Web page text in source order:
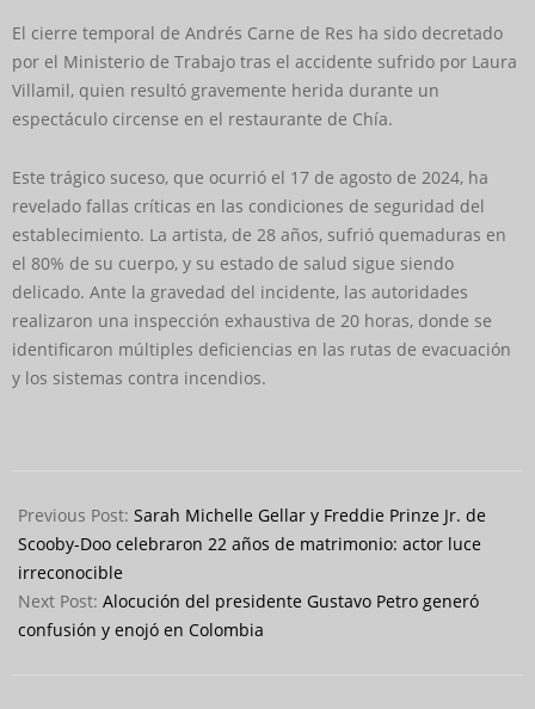
El cierre temporal de Andrés Carne de Res ha sido decretado
por el Ministerio de Trabajo tras el accidente sufrido por Laura
Villamil, quien resultó gravemente herida durante un
espectáculo circense en el restaurante de Chía.
Este trágico suceso, que ocurrió el 17 de agosto de 2024, ha
revelado fallas críticas en las condiciones de seguridad del
establecimiento. La artista, de 28 años, sufrió quemaduras en
el 80% de su cuerpo, y su estado de salud sigue siendo
delicado. Ante la gravedad del incidente, las autoridades
realizaron una inspección exhaustiva de 20 horas, donde se
identificaron múltiples deficiencias en las rutas de evacuación
y los sistemas contra incendios.
09-
04
Previous Post: Sarah Michelle Gellar y Freddie Prinze Jr. de
Scooby-Doo celebraron 22 años de matrimonio: actor luce
irreconocible
Next Post: Alocución del presidente Gustavo Petro generó
confusión y enojó en Colombia